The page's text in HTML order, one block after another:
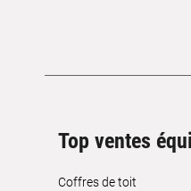
Top ventes
Coffres de toit